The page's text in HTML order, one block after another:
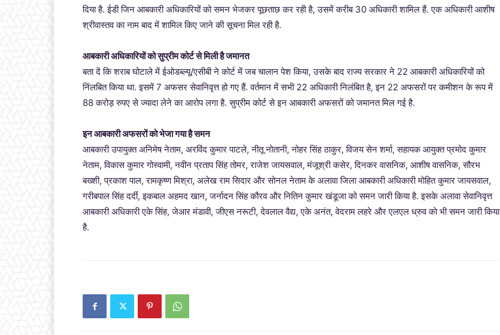
दिया है. ईडी जिन आबकारी अधिकारियों को समन भेजकर पूछताछ कर रही है, उसमें करीब 30 अधिकारी शामिल हैं. एक अधिकारी आशीष
श्रीवास्तव का नाम बाद में शामिल किए जाने की सूचना मिल रही है.
आबकारी अधिकारियों को सुप्रीम कोर्ट से मिली है जमानत
बता दें कि शराब घोटाले में ईओडब्ल्यू/एसीबी ने कोर्ट में जब चालान पेश किया, उसके बाद राज्य सरकार ने 22 आबकारी अधिकारियों को
निंलबित किया था. इसमें 7 अफसर सेवानिवृत्त हो गए हैं. वर्तमान में सभी 22 अधिकारी निलंबित है, इन 22 अफसरों पर कमीशन के रूप में
88 करोड़ रुपए से ज्यादा लेने का आरोप लगा है. सुप्रीम कोर्ट से इन आबकारी अफसरों को जमानत मिल गई है.
इन आबकारी अफसरों को भेजा गया है समन
आबकारी उपायुक्त अनिमेष नेताम, अरविंद कुमार पाटले, नीतू नोतानी, नोहर सिंह ठाकुर, विजय सेन शर्मा, सहायक आयुक्त प्रमोद कुमार
नेताम, विकास कुमार गोस्वामी, नवीन प्रताप सिंह तोमर, राजेश जायसवाल, मंजूश्री कसेर, दिनकर वासनिक, आशीष वासनिक, सौरभ
बख्शी, प्रकाश पाल, रामकृष्ण मिश्रा, अलेख राम सिदार और सोनल नेताम के अलावा जिला आबकारी अधिकारी मोहित कुमार जायसवाल,
गरीबपाल सिंह दर्दी, इकबाल अहमद खान, जर्नादन सिंह कौरव और नितिन कुमार खंडूजा को समन जारी किया है. इसके अलावा सेवानिवृत्त
आबकारी अधिकारी एके सिंह, जेआर मंडावी, जीएस नरूटी, देवलाल वैद्य, एके अनंत, वेदराम लहरे और एलएल ध्रुव काे भी समन जारी किया
है.